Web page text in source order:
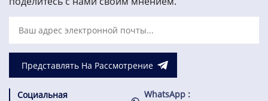
пожалуйста, свяжитесь с
нами.
Представлять На Рассмотрение
Социальная WhatsApp :